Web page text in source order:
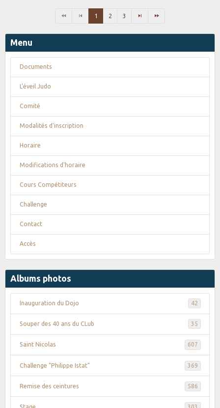
1 2 3
Menu
Documents
L'éveil Judo
Comité
Modalités d'inscription
Horaire
Modifications d'horaire
Cours Compétiteurs
Challenge
Contact
Accès
Albums photos
Inauguration du Dojo 42
Souper des 40 ans du CLub 35
Saint Nicolas 607
Challenge "Philippe Istat" 369
Remise des ceintures 586
Stage 303